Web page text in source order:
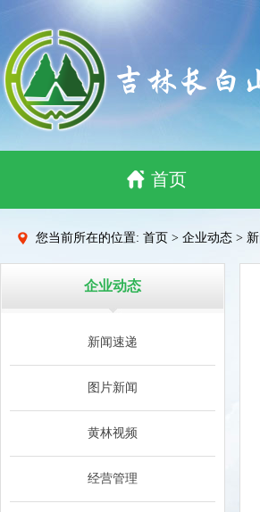
首页
您当前所在的位置: 首页 > 企业动态 >
企业动态
新闻速递
图片新闻
黄林视频
经营管理